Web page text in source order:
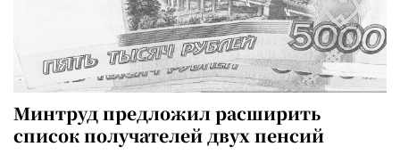
Минтруд предложил расширить
список получателей двух пенсий